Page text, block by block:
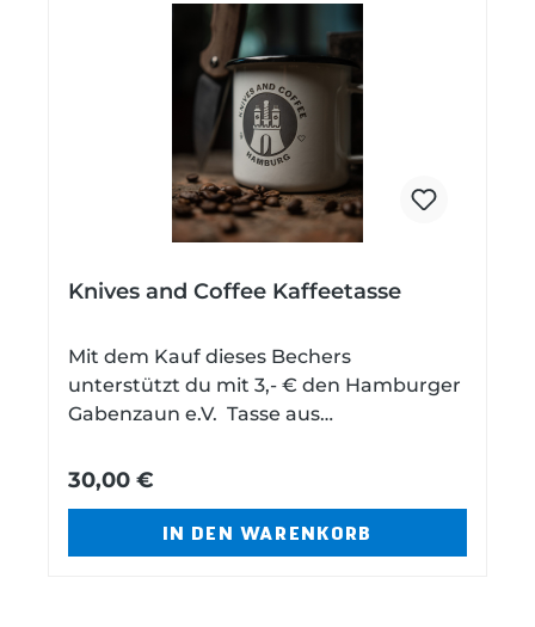
Knives and Coffee Kaffeetasse
Mit dem Kauf dieses Bechers
unterstützt du mit 3,- € den Hamburger
Gabenzaun e.V. Tasse aus
cm Durchmesser
30,00 €
IN DEN WARENKORB